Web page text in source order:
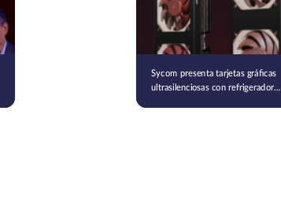
Sycom presenta tarjetas gráficas
ultrasilenciosas con refrigeradores